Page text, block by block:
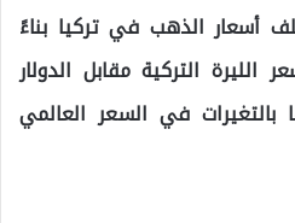
أسعار الذهب في تركيا بناءً
التركية مقابل الدولار
بالتغيرات في السعر العالمي